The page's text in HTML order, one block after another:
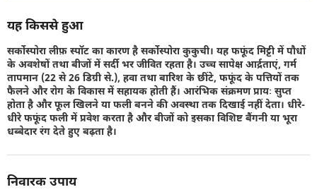
यह किससे हुआ
सर्कोस्पोरा लीफ़ स्पॉट का कारण है सर्कोस्पोरा कुकुची। यह फफूंद मिट्टी में पौधों
के अवशेषों तथा बीजों में सर्दी भर जीवित रहता है। उच्च सापेक्ष आर्द्रताएं, गर्म
तापमान (22 से 26 डिग्री से.), हवा तथा बारिश के छींटे, फफूंद के पत्तियों तक
फैलने और रोग के विकास में सहायक होती हैं। आरंभिक संक्रमण प्रायः सुप्त
होता है और फूल खिलने या फली बनने की अवस्था तक दिखाई नहीं देता। धीरे-
धीरे फफूंद फली में प्रवेश करता है और बीजों को इसका विशिष्ट बैंगनी या भूरा
धब्बेदार रंग देते हुए बढ़ता है।
निवारक उपाय